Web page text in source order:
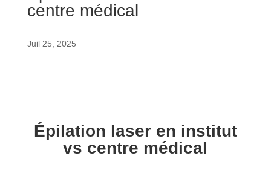
centre médical
Juil 25, 2025
Épilation laser en institut
vs centre médical